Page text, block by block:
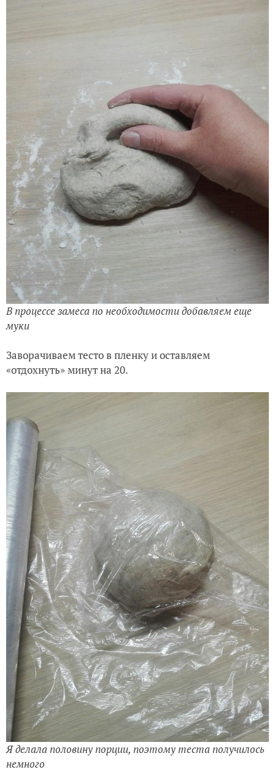
В процессе замеса по необходимости добавляем еще
муки
Заворачиваем тесто в пленку и оставляем
«отдохнуть» минут на 20.
Я делала половину порции, поэтому теста получилось
немного